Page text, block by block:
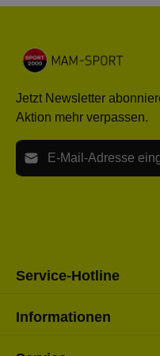
Jetzt Newsletter
Aktion mehr verpassen.
E-Mail-Adresse*
Service-Hotline
Informationen